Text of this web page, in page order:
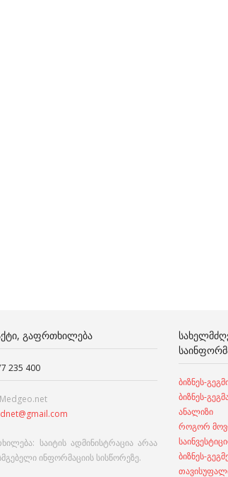
ᲒᲐᲤᲠᲗᲮᲘᲚᲔᲑᲐ
235 400
საიტის ადმინისტრაცია არაა
ინფორმაციის სისწორეზე.
ბიზნეს-
ბიზნეს-
ანალიზი
როგორ
ბიზნეს-